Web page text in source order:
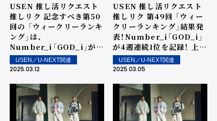
USEN 推し活リクエスト
推しリク 記念すべき第50
回の 「ウィークリーランキ
ング」は、
Number_i「GOD_i」が5
週連続1位を記録！ 上位ラ
ンクイン楽曲は街中・店内
USEN／U-NEXT関連
2025.03.12
USEN 推し活リクエスト
推しリク 第49回 「ウィー
クリーランキング」結果発
表！Number_i「GOD_i」
が4週連続1位を記録！ 上位
ランクイン楽曲は街中・店
内で配信！
USEN／U-NEXT関連
2025.03.05